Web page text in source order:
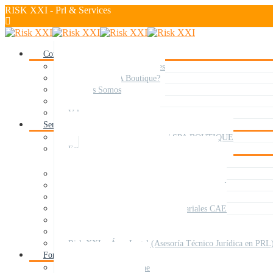
RISK XXI - Prl & Services
Conócenos
RISK XXI – Prl & Services
¿Qué es un SPA Boutique?
Quiénes Somos
Valores
Servicios
RISK XXI – Prl & Services / SPA BOUTIQUE
Especialización por sectores
Medicina del Trabajo y Vigilancia de la Salud
Coordinación Actividades Empresariales CAE
Risk XXI – Área Legal (Asesoría Técnico Jurídica en
Formación y cursos
Acceso a Cursos Online